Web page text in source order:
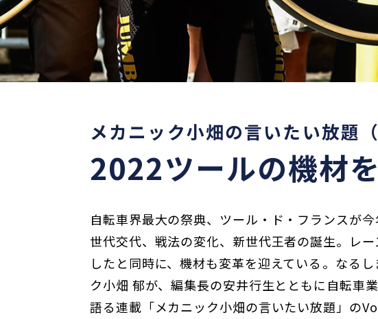
メカニック小畑の言いたい放題
2022ツールの機材
自転車界最大の祭典、ツール・ド・フランスが
世代交代、戦法の変化、新世代王者の誕生。レ
したと同時に、機材も変革を迎えている――。なる
ク小畑 郁が、編集長の安井行生とともに自転車
語る連載「メカニック小畑の言いたい放題」の